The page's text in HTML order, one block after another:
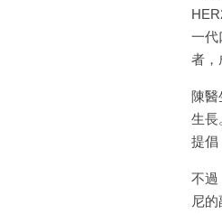
一代
者，
陳
生長
提倡
不過
尼